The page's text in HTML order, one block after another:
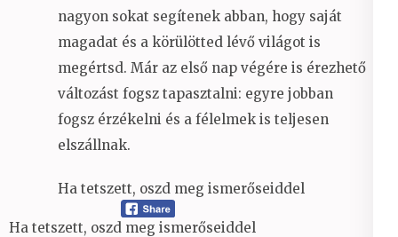
nagyon sokat segítenek abban, hogy saját
magadat és a körülötted lévő világot is
megértsd. Már az első nap végére is érezhető
változást fogsz tapasztalni: egyre jobban
fogsz érzékelni és a félelmek is teljesen
elszállnak.
Ha tetszett, oszd meg ismerőseiddel
Ha tetszett, oszd meg ismerőseiddel